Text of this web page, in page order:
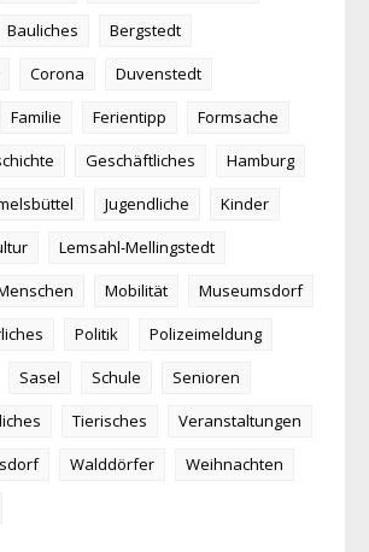
Bauliches
Bergstedt
Corona
Duvenstedt
Familie Ferientipp
Formsache
Geschäftliches
Hamburg
Jugendliche
Kinder
Lemsahl-Mellingstedt
Mobilität
Museumsdorf
Politik
Polizeimeldung
Sasel Schule
Senioren
Tierisches
Veranstaltungen
Walddörfer
Weihnachten